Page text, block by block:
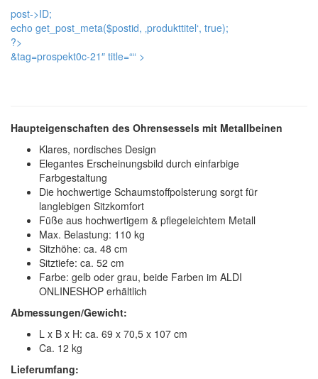
post->ID;
echo get_post_meta($postid, ‚produkttitel‘, true);
?>
&tag=prospekt0c-21″ title=““ >
Haupteigenschaften des Ohrensessels mit Metallbeinen
Klares, nordisches Design
Elegantes Erscheinungsbild durch einfarbige
Farbgestaltung
Die hochwertige Schaumstoffpolsterung sorgt für
langlebigen Sitzkomfort
Füße aus hochwertigem & pflegeleichtem Metall
Max. Belastung: 110 kg
Sitzhöhe: ca. 48 cm
Sitztiefe: ca. 52 cm
Farbe: gelb oder grau, beide Farben im ALDI
ONLINESHOP erhältlich
Abmessungen/Gewicht:
L x B x H: ca. 69 x 70,5 x 107 cm
Ca. 12 kg
Lieferumfang: